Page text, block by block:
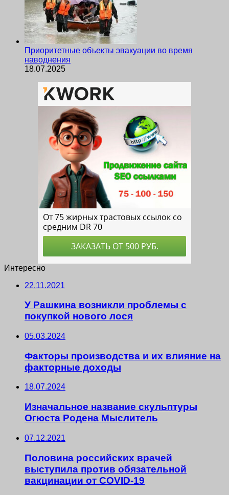
Приоритетные объекты эвакуации во время
наводнения
18.07.2025
Интересно
22.11.2021
У Рашкина возникли проблемы с
покупкой нового лося
05.03.2024
Факторы производства и их влияние на
факторные доходы
18.07.2024
Изначальное название скульптуры
Огюста Родена Мыслитель
07.12.2021
Половина российских врачей
выступила против обязательной
вакцинации от COVID-19